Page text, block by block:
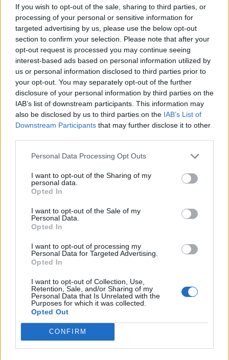
If you wish to opt-out of the sale, sharing to third parties, or
processing of your personal or sensitive information for
targeted advertising by us, please use the below opt-out
section to confirm your selection. Please note that after your
opt-out request is processed you may continue seeing
interest-based ads based on personal information utilized by
us or personal information disclosed to third parties prior to
your opt-out. You may separately opt-out of the further
disclosure of your personal information by third parties on the
IAB’s list of downstream participants. This information may
also be disclosed by us to third parties on the IAB’s List of
Downstream Participants that may further disclose it to other
Personal Data Processing Opt Outs
I want to opt-out of the Sharing of my
personal data.
Opted In
I want to opt-out of the Sale of my
Personal Data.
Opted In
I want to opt-out of processing my
Personal Data for Targeted Advertising.
Opted In
I want to opt-out of Collection, Use,
Retention, Sale, and/or Sharing of my
Personal Data that Is Unrelated with the
Purposes for which it was collected.
Opted Out
CONFIRM
La ropa se debe pulverizar con DEET o
permetrina. Siga las instrucciones de la etiqueta
con atención.
Al regresar a casa, la ropa se debe poner en la
secadora con la temperatura alta durante 20
minutos para matar a las garrapatas que no se
han visto. Es posible que si toma una ducha y se
lava el cabello con shampoo, le ayuda a descolocar
las garrapatas que pudieran arrastrarse, pero
esto no es siempre efectivo.
Todo contacto con la vegetación, incluso si es
para jugar en el jardín, puede exponerle a las
garrapatas. Frequentes revisiones de la presencia
de garrapatas deben ser seguidas por un examen
se encuentren todas las noches. Este es el único
método más eficaz para la prevención de la
enfermedad de Lyme.
Mantener el césped cortado y los bordes podados.
Limpiar las malezas, los escombros de hojas y las
hierbas altas alrededor de la casa y los bordes de
los jardines y en paredes de piedra.
Colocar las pilas de madera en orden lejos de la
casa y preferentemente de manera que no toquen
el suelo.
En el otoño, poner todos los escombros de hojas
(incluidos los restos de plantas perennes) fuera
del jardín.
Mantener limpio el suelo debajo de los comederos
de pájaros para evitar que atraigan a animales
pequeños.